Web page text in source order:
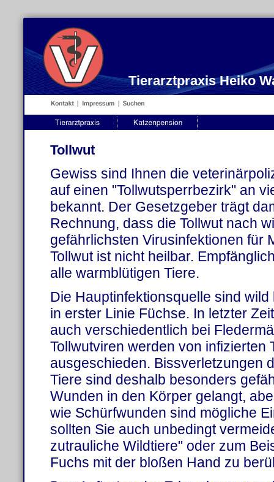
Tierarztpraxis Heiko
Tollwut
Gewiss sind Ihnen die
auf einen "Tollwutsperrbezirk" an
bekannt. Der Gesetzgeber trägt
Rechnung, dass die Tollwut nach
gefährlichsten Virusinfektionen für
Tollwut ist nicht heilbar.
alle warmblütigen Tiere.
Die Hauptinfektionsquelle sind
in erster Linie Füchse. In letzter
auch verschiedentlich bei
Tollwutviren werden von infizierten
ausgeschieden. Bissverletzungen
Tiere sind deshalb besonders
Wunden in den Körper gelangt,
wie Schürfwunden sind mögliche
sollten Sie auch unbedingt
zutrauliche Wildtiere" oder zum
Fuchs mit der bloßen Hand zu